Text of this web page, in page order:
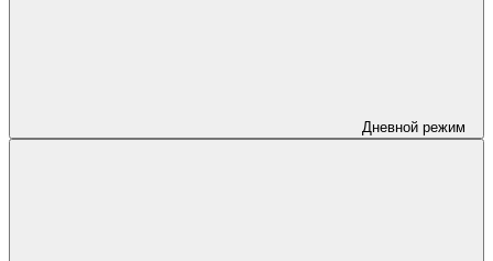
Дневной режим